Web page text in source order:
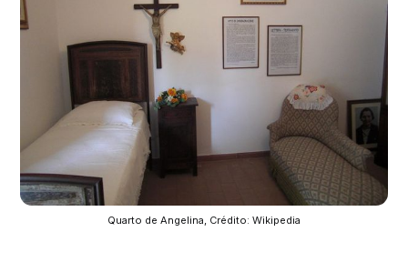
Quarto de Angelina, Crédito: Wikipedia